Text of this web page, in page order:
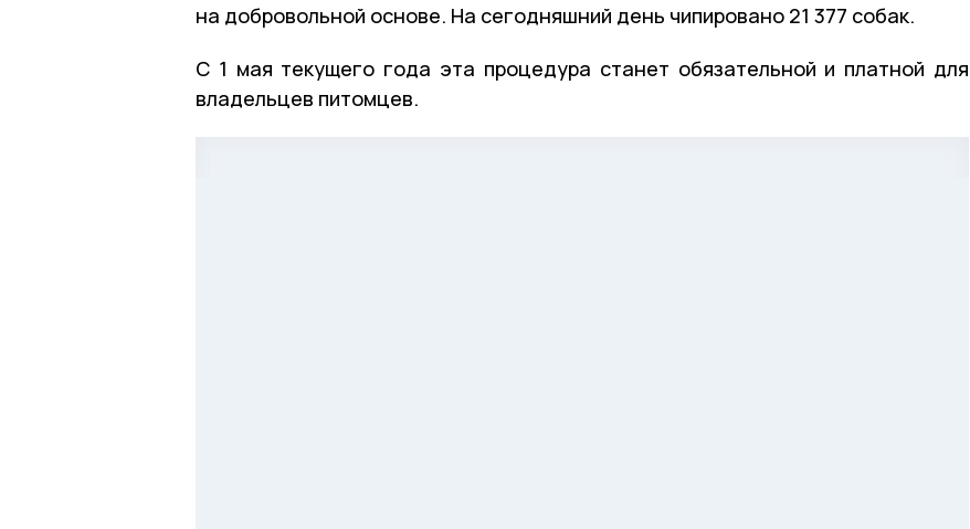
на добровольной основе. На сегодняшний день чипировано 21 377 собак.
С 1 мая текущего года эта процедура станет обязательной и платной для
владельцев питомцев.